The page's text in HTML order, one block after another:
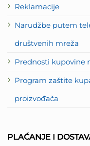
Reklamacije
Narudžbe putem
društvenih mreža
Prednosti kupovine
Program zaštite
proizvođača
PLAĆANJE I